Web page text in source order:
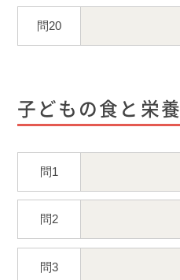
問20
子どもの食と栄養
問1
問2
問3